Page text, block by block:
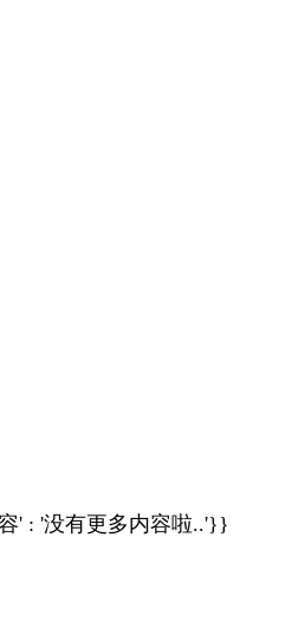
' : '没有更多内容啦..'}}